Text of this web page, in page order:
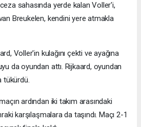
sahasında yerde kalan Voller'i,
Breukelen, kendini yere atmakla
Voller'in kulağını çekti ve ayağına
da oyundan attı. Rijkaard, oyundan
tükürdü.
ardından iki takım arasındaki
karşılaşmalara da taşındı. Maçı 2-1